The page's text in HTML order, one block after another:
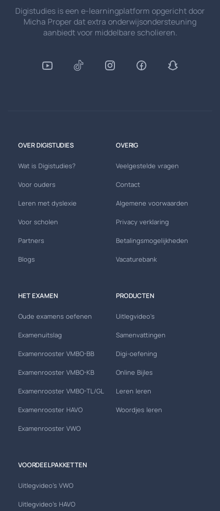
Digistudies is een e-learningplatform opgericht door
Micha Proper dat extra onderwijsondersteuning
aanbiedt voor middelbare scholieren.
OVER DIGISTUDIES
Wat is Digistudies?
Voor ouders
Leren met dyslexie
Voor scholen
Partners
Blogs
OVERIG
Veelgestelde vragen
Contact
Algemene voorwaarden
Privacy verklaring
Betalingsmogelijkheden
Vacaturebank
HET EXAMEN
Oude examens oefenen
Examenuitslag
Examenrooster VMBO-BB
Examenrooster VMBO-KB
Examenrooster VMBO-TL/GL
Examenrooster HAVO
Examenrooster VWO
PRODUCTEN
Uitlegvideo's
Samenvattingen
Digi-oefening
Online Bijles
Leren leren
Woordjes leren
VOORDEELPAKKETTEN
Uitlegvideo's VWO
Uitlegvideo's HAVO